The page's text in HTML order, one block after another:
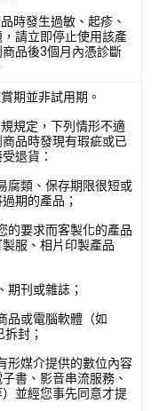
時發生過敏、起疹、
請立即停止使用該產
品後3個月內憑診斷
期並非試用期。
規定，下列情形不適
品時發現有瑕疵或已
退貨：
腐類、保存期限很短或
期的產品；
的要求而客製化的產品
製服、相片印製產品
期刊或雜誌；
品或電腦軟體（如
拆封；
形媒介提供的數位內容
書、影音串流服務、
並經您事先同意才提